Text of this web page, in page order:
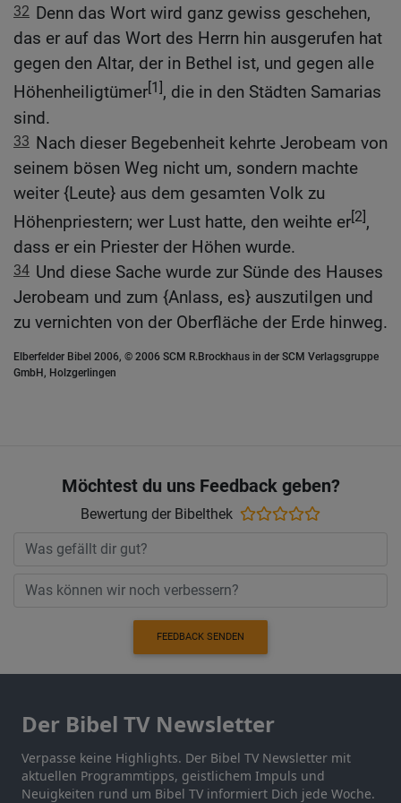
32 Denn das Wort wird ganz gewiss geschehen,
das er auf das Wort des Herrn hin ausgerufen hat
gegen den Altar, der in Bethel ist, und gegen alle
Höhenheiligtümer[1], die in den Städten Samarias
sind.
33 Nach dieser Begebenheit kehrte Jerobeam von
seinem bösen Weg nicht um, sondern machte
weiter {Leute} aus dem gesamten Volk zu
Höhenpriestern; wer Lust hatte, den weihte er[2],
dass er ein Priester der Höhen wurde.
34 Und diese Sache wurde zur Sünde des Hauses
Jerobeam und zum {Anlass, es} auszutilgen und
zu vernichten von der Oberfläche der Erde hinweg.
Elberfelder Bibel 2006, © 2006 SCM R.Brockhaus in der SCM Verlagsgruppe
GmbH, Holzgerlingen
Möchtest du uns Feedback geben?
Bewertung der Bibelthek
FEEDBACK SENDEN
Der Bibel TV Newsletter
Verpasse keine Highlights. Der Bibel TV Newsletter mit
aktuellen Programmtipps, geistlichem Impuls und
Neuigkeiten rund um Bibel TV informiert Dich jede Woche.